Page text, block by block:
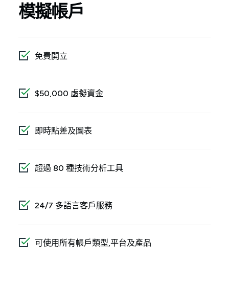
模擬帳戶
免費開立
$50,000 虛擬資金
即時點差及圖表
超過 80 種技術分析工具
24/7 多語言客戶服務
可使用所有帳戶類型,平台及產品